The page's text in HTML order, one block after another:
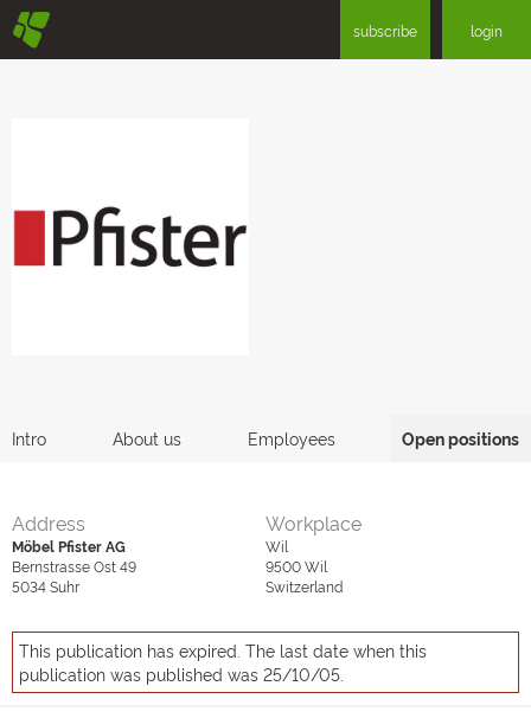
§ subscribe login
Intro About us Employees Open positions
Address
Möbel Pfister AG
Bernstrasse Ost 49
5034Suhr
Workplace
Wil
9500Wil
Switzerland
This publication has expired. The last date when this
publication was published was 25/10/05.